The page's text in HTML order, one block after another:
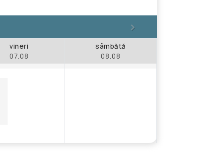
>
vineri
07.08
sâmbătă
08.08